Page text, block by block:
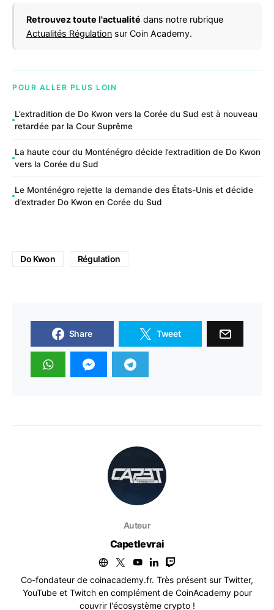
Retrouvez toute l'actualité dans notre rubrique
Actualités Régulation sur Coin Academy.
POUR ALLER PLUS LOIN
L’extradition de Do Kwon vers la Corée du Sud est à nouveau
retardée par la Cour Suprême
La haute cour du Monténégro décide l’extradition de Do Kwon
vers la Corée du Sud
Le Monténégro rejette la demande des États-Unis et décide
d’extrader Do Kwon en Corée du Sud
Do Kwon Régulation
Share Tweet
Auteur
Capetlevrai
Co-fondateur de coinacademy.fr. Très présent sur Twitter,
YouTube et Twitch en complément de CoinAcademy pour
couvrir l'écosystème crypto !